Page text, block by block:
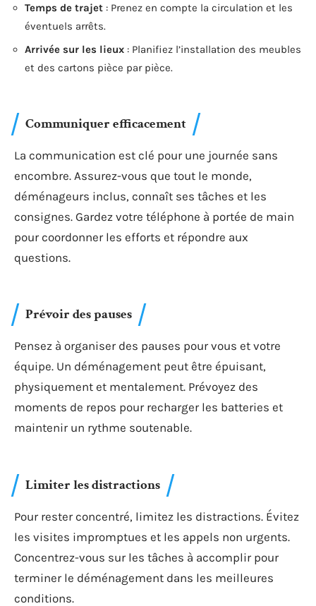
Temps de trajet : Prenez en compte la circulation et les
éventuels arrêts.
Arrivée sur les lieux : Planifiez l’installation des meubles
et des cartons pièce par pièce.
Communiquer efficacement
La communication est clé pour une journée sans
encombre. Assurez-vous que tout le monde,
déménageurs inclus, connaît ses tâches et les
consignes. Gardez votre téléphone à portée de main
pour coordonner les efforts et répondre aux
questions.
Prévoir des pauses
Pensez à organiser des pauses pour vous et votre
équipe. Un déménagement peut être épuisant,
physiquement et mentalement. Prévoyez des
moments de repos pour recharger les batteries et
maintenir un rythme soutenable.
Limiter les distractions
Pour rester concentré, limitez les distractions. Évitez
les visites impromptues et les appels non urgents.
Concentrez-vous sur les tâches à accomplir pour
terminer le déménagement dans les meilleures
conditions.